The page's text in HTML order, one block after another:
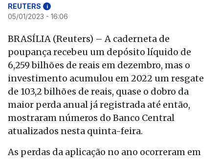
REUTERS i
05/01/2023 - 16:06
BRASÍLIA (Reuters) – A caderneta de
poupança recebeu um depósito líquido de
6,259 bilhões de reais em dezembro, mas o
investimento acumulou em 2022 um resgate
de 103,2 bilhões de reais, quase o dobro da
maior perda anual já registrada até então,
mostraram números do Banco Central
atualizados nesta quinta-feira.
As perdas da aplicação no ano ocorreram em